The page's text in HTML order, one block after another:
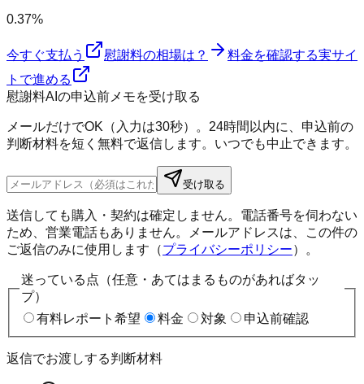
0.37%
今すぐ支払う 慰謝料の相場は？ 料金を確認する実サイ
トで進める
慰謝料AIの申込前メモを受け取る
メールだけでOK（入力は30秒）。24時間以内に、申込前の
判断材料を短く無料で返信します。いつでも中止できます。
受け取る
送信しても購入・契約は確定しません。電話番号を伺わない
ため、営業電話もありません。メールアドレスは、この件の
ご返信のみに使用します（プライバシーポリシー）。
迷っている点（任意・あてはまるものがあればタッ
プ）
有料レポート希望
料金 対象 申込前確認
返信でお渡しする判断材料